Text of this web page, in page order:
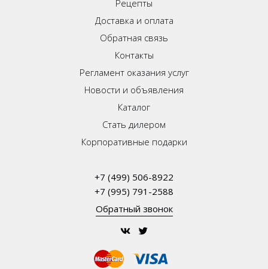
Рецепты
Доставка и оплата
Обратная связь
Контакты
Регламент оказания услуг
Новости и объявления
Каталог
Стать дилером
Корпоративные подарки
+7 (499) 506-8922
+7 (995) 791-2588
Обратный звонок